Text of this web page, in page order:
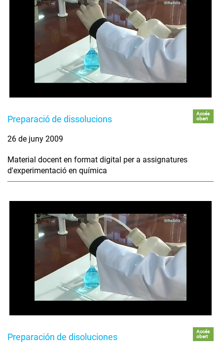
Preparació de dissolucions
Accés
obert
26 de juny 2009
Material docent en format digital per a assignatures
d'experimentació en química
Preparación de disoluciones
Accés
obert